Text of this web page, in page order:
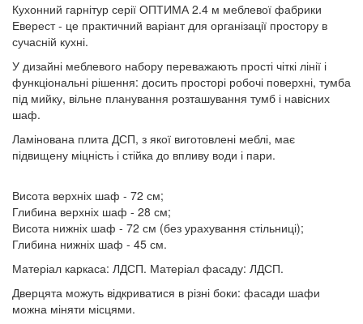
Кухонний гарнітур серії ОПТИМА 2.4 м меблевої фабрики
Еверест - це практичний варіант для організації простору в
сучасній кухні.
У дизайні меблевого набору переважають прості чіткі лінії і
функціональні рішення: досить просторі робочі поверхні, тумба
під мийку, вільне планування розташування тумб і навісних
шаф.
Ламінована плита ДСП, з якої виготовлені меблі, має
підвищену міцність і стійка до впливу води і пари.
Висота верхніх шаф - 72 см;
Глибина верхніх шаф - 28 см;
Висота нижніх шаф - 72 см (без урахування стільниці);
Глибина нижніх шаф - 45 см.
Матеріал каркаса: ЛДСП. Матеріал фасаду: ЛДСП.
Дверцята можуть відкриватися в різні боки: фасади шафи
можна міняти місцями.